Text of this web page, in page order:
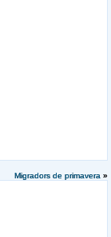
Migradors de primavera »